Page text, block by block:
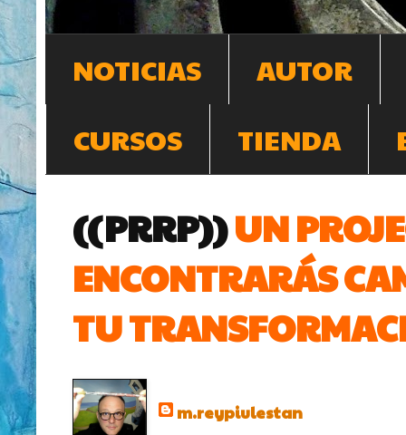
NOTICIAS
AUTOR
CURSOS
TIENDA
((PRRP))UN
ENCONTRARÁS
TU
m.reypiulestan